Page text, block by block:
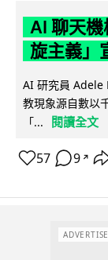
AI 聊天
旋主義」
AI 研究員 Adele
教現象源自數以
「...
閱讀全文
57 9 ↗